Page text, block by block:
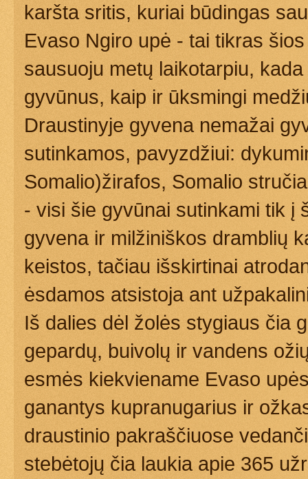
karšta sritis, kuriai būdingas
Evaso Ngiro upė - tai tikras
sausuoju metų laikotarpiu,
gyvūnus, kaip ir ūksmingi
Draustinyje gyvena nemažai
sutinkamos, pavyzdžiui:
Somalio)žirafos, Somalio
- visi šie gyvūnai sutinkami tik į
gyvena ir milžiniškos dramblių
keistos, tačiau išskirtinai
ėsdamos atsistoja ant
Iš dalies dėl žolės stygiaus čia
gepardų, buivolų ir vandens
esmės kiekviename Evaso
ganantys kupranugarius ir
draustinio pakraščiuose
stebėtojų čia laukia apie 365